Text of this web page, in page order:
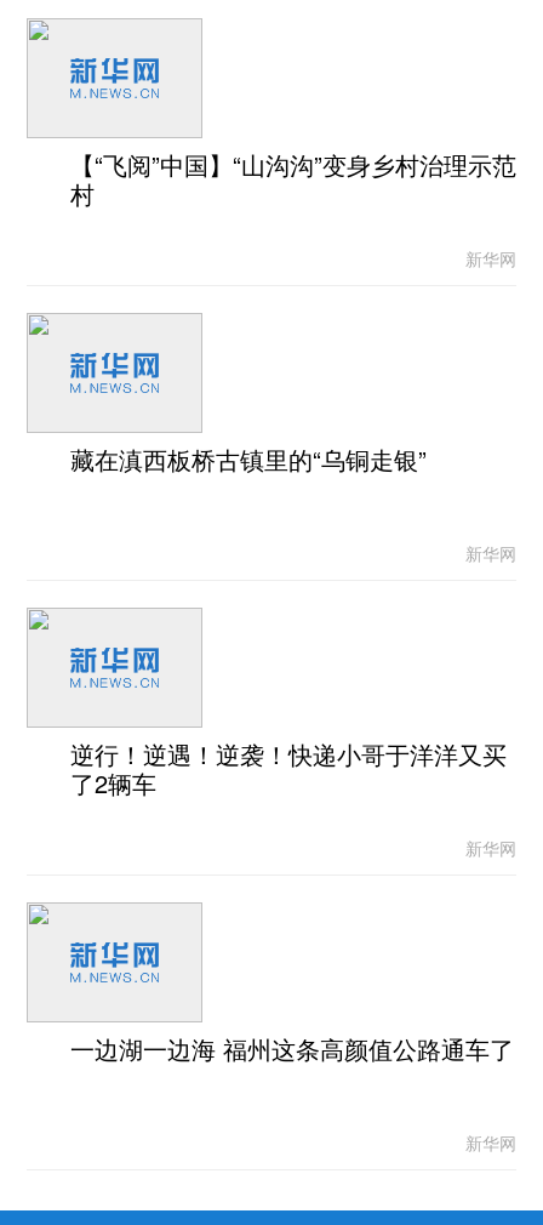
【“飞阅”中国】“山沟沟”变身乡村治理示范
村
新华网
藏在滇西板桥古镇里的“乌铜走银”
新华网
逆行！逆遇！逆袭！快递小哥于洋洋又买
了2辆车
新华网
一边湖一边海 福州这条高颜值公路通车了
新华网